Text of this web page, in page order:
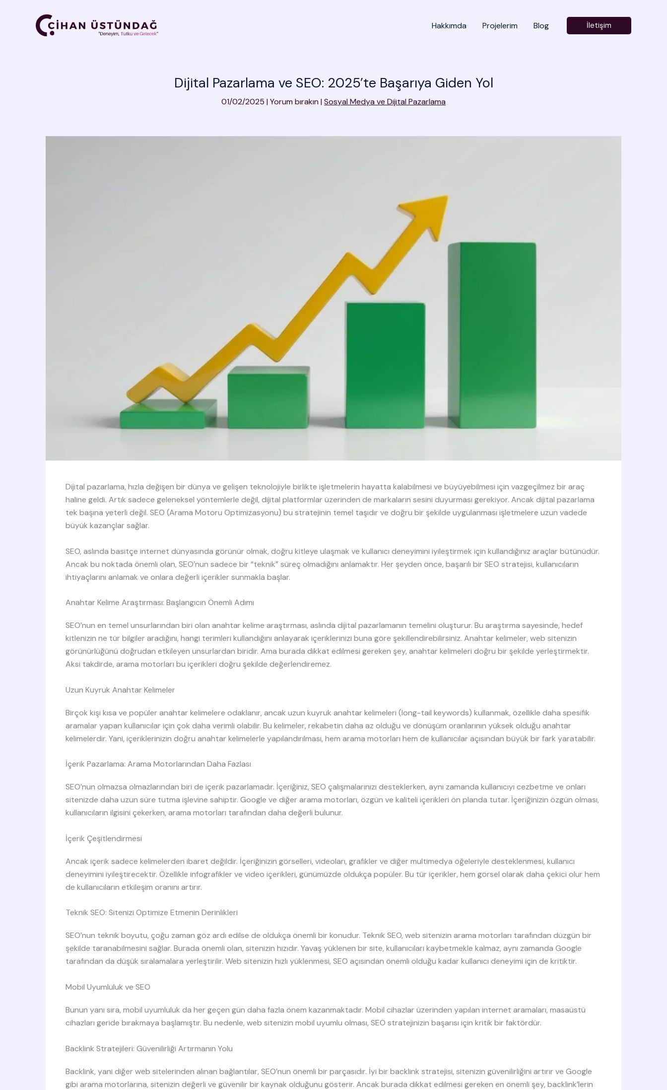
Hakkımda Projelerim Blog İletişim
Dijital Pazarlama ve SEO: 2025’te Başarıya Giden Yol
01/02/2025 | Yorum bırakın | Sosyal Medya ve Dijital Pazarlama
Dijital pazarlama, hızla değişen bir dünya ve gelişen teknolojiyle birlikte işletmelerin hayatta kalabilmesi ve büyüyebilmesi için vazgeçilmez bir araç
haline geldi. Artık sadece geleneksel yöntemlerle değil, dijital platformlar üzerinden de markaların sesini duyurması gerekiyor. Ancak dijital pazarlama
tek başına yeterli değil. SEO (Arama Motoru Optimizasyonu) bu stratejinin temel taşıdır ve doğru bir şekilde uygulanması işletmelere uzun vadede
büyük kazançlar sağlar.
SEO, aslında basitçe internet dünyasında görünür olmak, doğru kitleye ulaşmak ve kullanıcı deneyimini iyileştirmek için kullandığınız araçlar bütünüdür.
Ancak bu noktada önemli olan, SEO’nun sadece bir “teknik” süreç olmadığını anlamaktır. Her şeyden önce, başarılı bir SEO stratejisi, kullanıcıların
ihtiyaçlarını anlamak ve onlara değerli içerikler sunmakla başlar.
Anahtar Kelime Araştırması: Başlangıcın Önemli Adımı
SEO’nun en temel unsurlarından biri olan anahtar kelime araştırması, aslında dijital pazarlamanın temelini oluşturur. Bu araştırma sayesinde, hedef
kitlenizin ne tür bilgiler aradığını, hangi terimleri kullandığını anlayarak içeriklerinizi buna göre şekillendirebilirsiniz. Anahtar kelimeler, web sitenizin
görünürlüğünü doğrudan etkileyen unsurlardan biridir. Ama burada dikkat edilmesi gereken şey, anahtar kelimeleri doğru bir şekilde yerleştirmektir.
Aksi takdirde, arama motorları bu içerikleri doğru şekilde değerlendiremez.
Uzun Kuyruk Anahtar Kelimeler
Birçok kişi kısa ve popüler anahtar kelimelere odaklanır, ancak uzun kuyruk anahtar kelimeleri (long-tail keywords) kullanmak, özellikle daha spesifik
aramalar yapan kullanıcılar için çok daha verimli olabilir. Bu kelimeler, rekabetin daha az olduğu ve dönüşüm oranlarının yüksek olduğu anahtar
kelimelerdir. Yani, içeriklerinizin doğru anahtar kelimelerle yapılandırılması, hem arama motorları hem de kullanıcılar açısından büyük bir fark yaratabilir.
İçerik Pazarlama: Arama Motorlarından Daha Fazlası
SEO’nun olmazsa olmazlarından biri de içerik pazarlamadır. İçeriğiniz, SEO çalışmalarınızı desteklerken, aynı zamanda kullanıcıyı cezbetme ve onları
sitenizde daha uzun süre tutma işlevine sahiptir. Google ve diğer arama motorları, özgün ve kaliteli içerikleri ön planda tutar. İçeriğinizin özgün olması,
kullanıcıların ilgisini çekerken, arama motorları tarafından daha değerli bulunur.
İçerik Çeşitlendirmesi
Ancak içerik sadece kelimelerden ibaret değildir. İçeriğinizin görselleri, videoları, grafikler ve diğer multimedya öğeleriyle desteklenmesi, kullanıcı
deneyimini iyileştirecektir. Özellikle infografikler ve video içerikleri, günümüzde oldukça popüler. Bu tür içerikler, hem görsel olarak daha çekici olur hem
de kullanıcıların etkileşim oranını artırır.
Teknik SEO: Sitenizi Optimize Etmenin Derinlikleri
SEO’nun teknik boyutu, çoğu zaman göz ardı edilse de oldukça önemli bir konudur. Teknik SEO, web sitenizin arama motorları tarafından düzgün bir
şekilde taranabilmesini sağlar. Burada önemli olan, sitenizin hızıdır. Yavaş yüklenen bir site, kullanıcıları kaybetmekle kalmaz, aynı zamanda Google
tarafından da düşük sıralamalara yerleştirilir. Web sitenizin hızlı yüklenmesi, SEO açısından önemli olduğu kadar kullanıcı deneyimi için de kritiktir.
Mobil Uyumluluk ve SEO
Bunun yanı sıra, mobil uyumluluk da her geçen gün daha fazla önem kazanmaktadır. Mobil cihazlar üzerinden yapılan internet aramaları, masaüstü
cihazları geride bırakmaya başlamıştır. Bu nedenle, web sitenizin mobil uyumlu olması, SEO stratejinizin başarısı için kritik bir faktördür.
Backlink Stratejileri: Güvenilirliği Artırmanın Yolu
Backlink, yani diğer web sitelerinden alınan bağlantılar, SEO’nun önemli bir parçasıdır. İyi bir backlink stratejisi, sitenizin güvenilirliğini artırır ve Google
gibi arama motorlarına, sitenizin değerli ve güvenilir bir kaynak olduğunu gösterir. Ancak burada dikkat edilmesi gereken en önemli şey, backlink’lerin